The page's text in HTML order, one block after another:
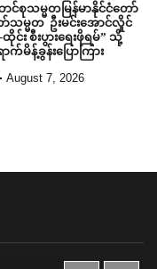
ာင်စုသမ္မတမြန်မာနိုင်ငံတော်
သမ္မတ ဦးမင်းအောင်လှိုင်
-ထိုင်း စီးပွားရေးဖိုရမ်” သို့
မိန့်ခွန်းပြောကြား
August 7, 2026